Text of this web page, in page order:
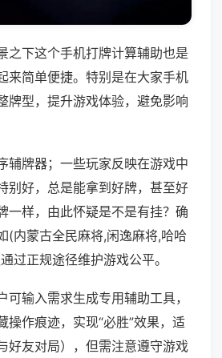
之下这个手机打牌计算辅助也是
来简单便捷。特别是在大家手机
牌型，提升游戏体验，避免影响
辅牌器；一些玩家反映在游戏中
别好，总是能拿到好牌，甚至好
一样，由此怀疑是不是有挂？确
(内蒙古全民麻将,闲逸麻将,哈哈
过正规途径维护游戏公平。
可输入需求生成专用辅助工具，
操作痕迹，实现“必胜”效果，适
好友对局），但需注意遵守游戏